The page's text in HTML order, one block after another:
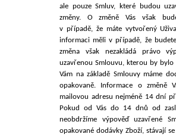
ale pouze Smluv, které budou
změny. Ozměně Vás však
v případě, že máte vytvořený
informaci měli v případě, že
změna však nezakládá právo
uzavřenou Smlouvu, kterou by bylo
Vám na základě Smlouvy máme
opakovaně. Informace o změně
mailovou adresu nejméně 14 dní
Pokud od Vás do 14 dnů od
neobdržíme výpověď uzavřené
opakované dodávky Zboží, stávají